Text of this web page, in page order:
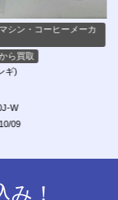
シン・コーヒーメーカ
ら買取
ギ)
W
09
！